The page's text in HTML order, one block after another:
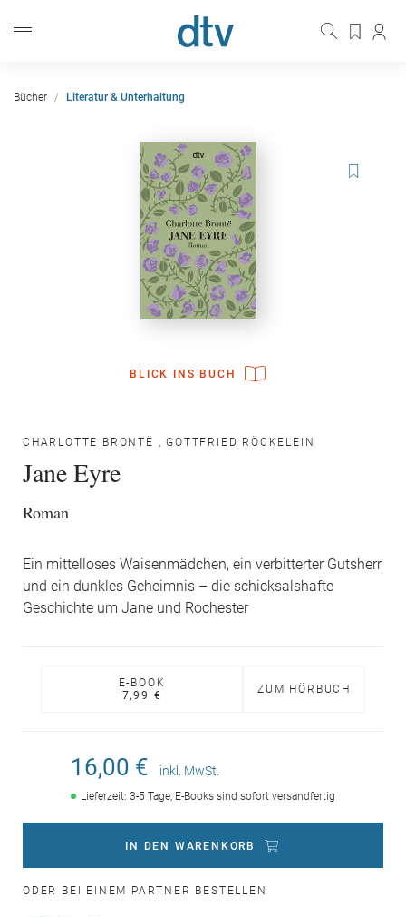
Bücher Literatur & Unterhaltung
BLICK INS BUCH
CHARLOTTE BRONTË ,GOTTFRIED RÖCKELEIN
Jane Eyre
Roman
Ein mittelloses Waisenmädchen, ein verbitterter Gutsherr
und ein dunkles Geheimnis – die schicksalshafte
Geschichte um Jane und Rochester
E-BOOK
7,99 €
ZUM HÖRBUCH
16,00 € inkl. MwSt.
Lieferzeit: 3-5 Tage, E-Books sind sofort versandfertig
IN DEN WARENKORB
ODER BEI EINEM PARTNER BESTELLEN